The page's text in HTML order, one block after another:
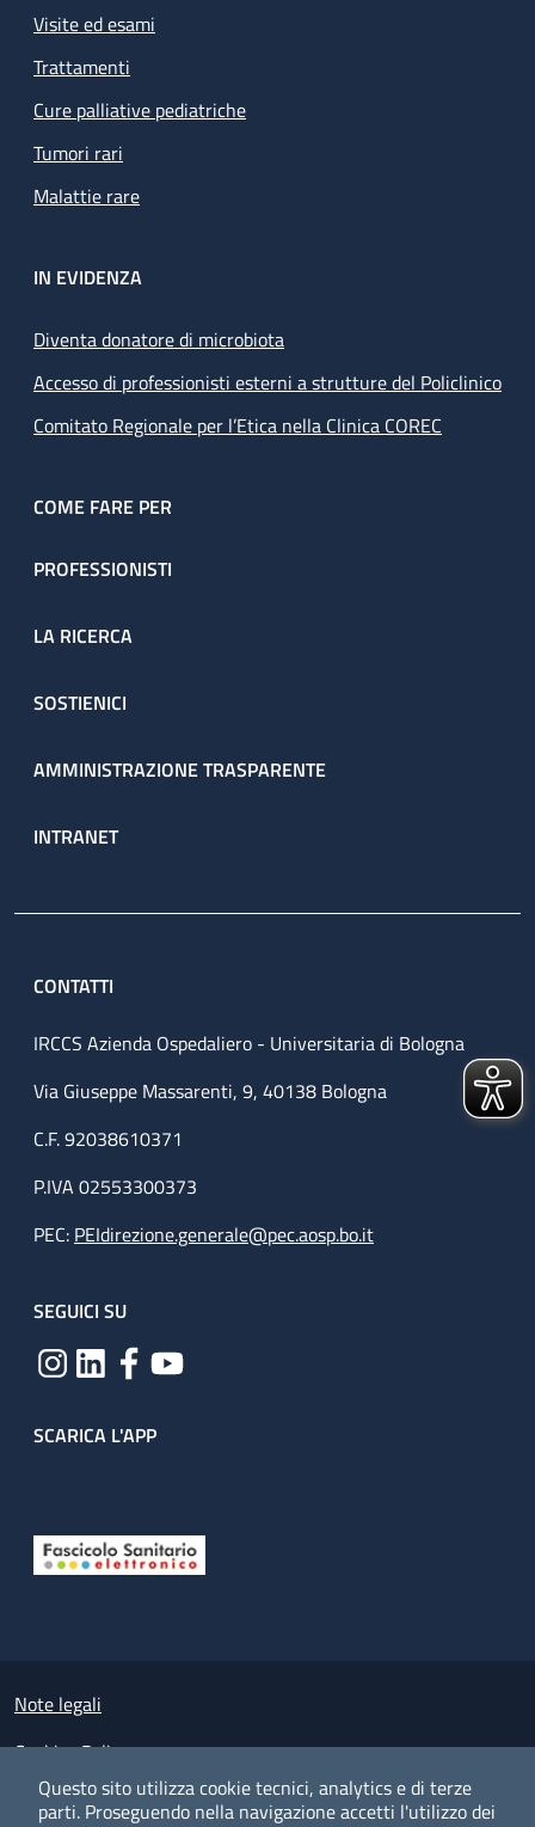
Questo sito utilizza cookie tecnici, analytics e di terze
parti. Proseguendo nella navigazione accetti l'utilizzo dei
Visite ed esami
Trattamenti
Cure palliative pediatriche
Tumori rari
Malattie rare
IN EVIDENZA
Diventa donatore di microbiota
Accesso di professionisti esterni a strutture del Policlinico
Comitato Regionale per l’Etica nella Clinica COREC
COME FARE PER
PROFESSIONISTI
LA RICERCA
SOSTIENICI
AMMINISTRAZIONE TRASPARENTE
INTRANET
CONTATTI
IRCCS Azienda Ospedaliero - Universitaria di Bologna
Via Giuseppe Massarenti, 9, 40138 Bologna
C.F. 92038610371
P.IVA 02553300373
PEC: PEIdirezione.generale@pec.aosp.bo.it
SEGUICI SU
SCARICA L'APP
Small prints
Note legali
Cookies Policy
Policy privacy e protezione del dato personale